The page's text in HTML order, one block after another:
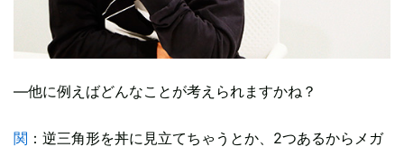
―他に例えばどんなことが考えられますかね？
関 ：逆三角形を丼に見立てちゃうとか、2つあるからメガ